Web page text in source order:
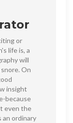
or
life is, a
will
On
insight
because
even the
an ordinary